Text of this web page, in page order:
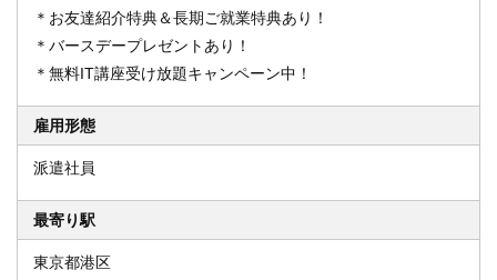
＊お友達紹介特典＆長期ご就業特典あり！
＊バースデープレゼントあり！
＊無料IT講座受け放題キャンペーン中！
雇用形態
派遣社員
最寄り駅
東京都港区